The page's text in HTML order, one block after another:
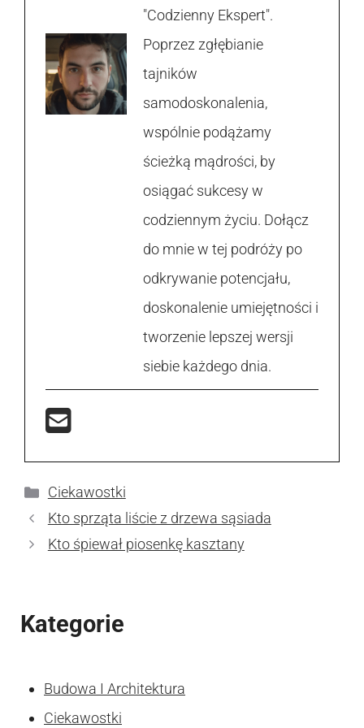
"Codzienny Ekspert".
Poprzez zgłębianie
tajników
samodoskonalenia,
wspólnie podążamy
ścieżką mądrości, by
osiągać sukcesy w
codziennym życiu. Dołącz
do mnie w tej podróży po
odkrywanie potencjału,
doskonalenie umiejętności i
tworzenie lepszej wersji
siebie każdego dnia.
Kategorie
Ciekawostki
Kto sprząta liście z drzewa sąsiada
Kto śpiewał piosenkę kasztany
Kategorie
Budowa I Architektura
Ciekawostki